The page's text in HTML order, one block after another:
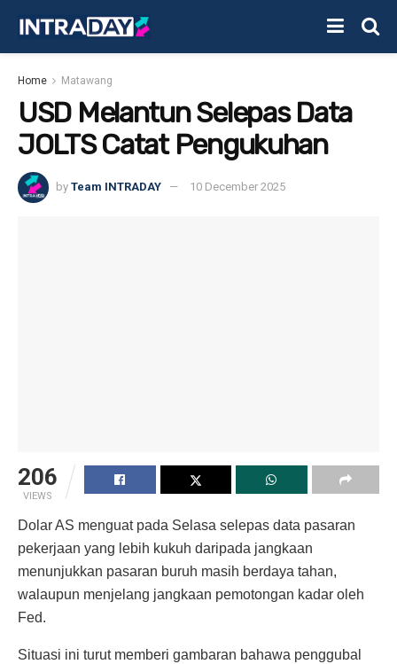
Home Matawang
USD Melantun Selepas Data
JOLTS Catat Pengukuhan
by Team INTRADAY 10 December 2025
206
VIEWS
Dolar AS menguat pada Selasa selepas data pasaran
pekerjaan yang lebih kukuh daripada jangkaan
menunjukkan pasaran buruh masih berdaya tahan,
walaupun menjelang jangkaan pemotongan kadar oleh
Fed.
Situasi ini turut memberi gambaran bahawa penggubal